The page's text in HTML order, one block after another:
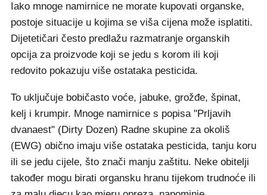
Iako mnoge namirnice ne morate kupovati organske,
postoje situacije u kojima se viša cijena može isplatiti.
Dijetetičari često predlažu razmatranje organskih
opcija za proizvode koji se jedu s korom ili koji
redovito pokazuju više ostataka pesticida.
To uključuje bobičasto voće, jabuke, grožđe, špinat,
kelj i krumpir. Mnoge namirnice s popisa "Prljavih
dvanaest" (Dirty Dozen) Radne skupine za okoliš
(EWG) obično imaju više ostataka pesticida, tanju koru
ili se jedu cijele, što znači manju zaštitu. Neke obitelji
također mogu birati organsku hranu tijekom trudnoće ili